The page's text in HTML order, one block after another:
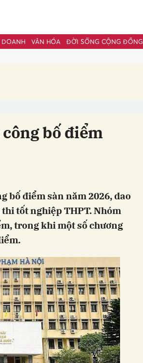
DOANH VĂN HÓA ĐỜI SỐNG CỘNG ĐỒNG
bố điểm
bố điểm sàn năm 2026, dao
tốt nghiệp THPT. Nhóm
trong khi một số chương